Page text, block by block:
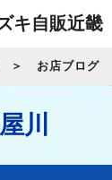
キ自販近畿
お店ブログ
川